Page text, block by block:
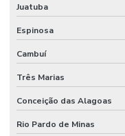
Manutenção Preventiva
Manutenção Preventiva
Manutenção Preventiva De
Juatuba
Espinosa
Cambuí
Três Marias
Conceição das Alagoas
Rio Pardo de Minas